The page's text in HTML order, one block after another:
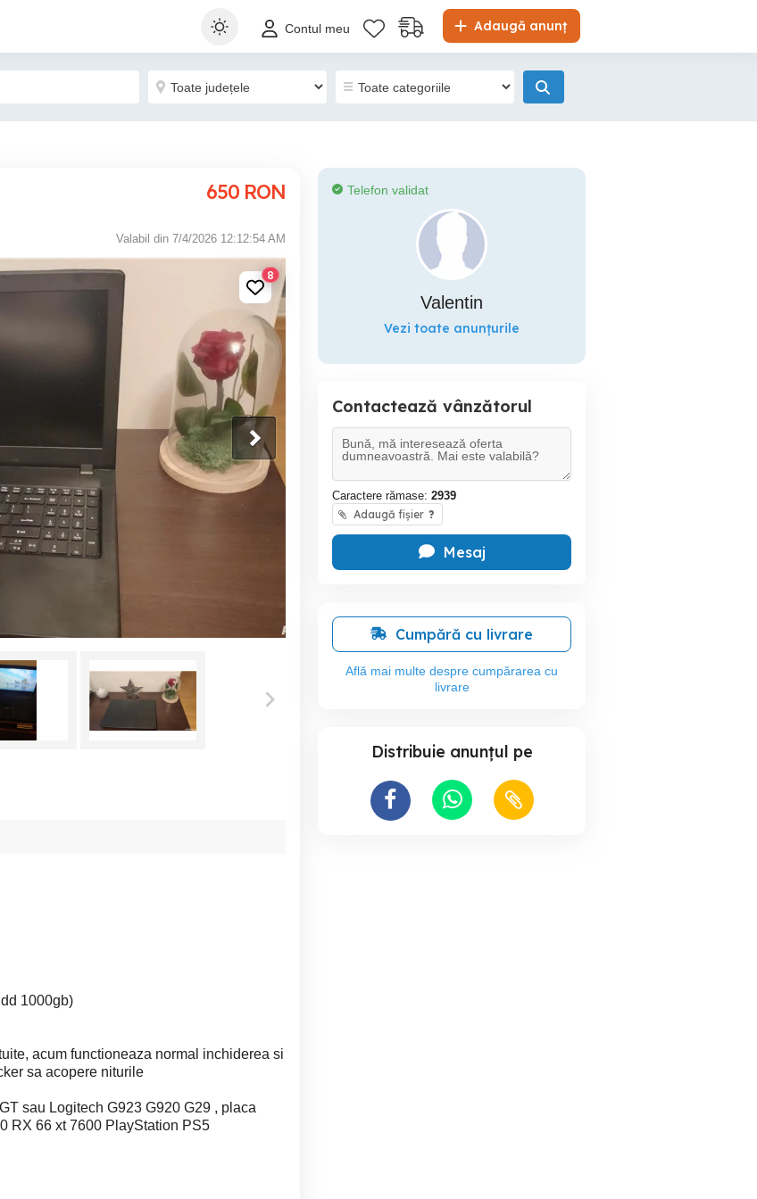
Adaugă anunț
Contul meu
650 RON
Valabil din 7/4/2026 12:12:54 AM
8
1000gb)
acum functioneaza normal inchiderea si
sa acopere niturile
sau Logitech G923 G920 G29 , placa
RX 66 xt 7600 PlayStation PS5
Telefon validat
Valentin
Vezi toate anunțurile
Contactează vânzătorul
Caractere rămase: 2939
Adaugă fișier ?
Mesaj
Cumpără cu livrare
Află mai multe despre cumpărarea cu
livrare
Distribuie anunțul pe